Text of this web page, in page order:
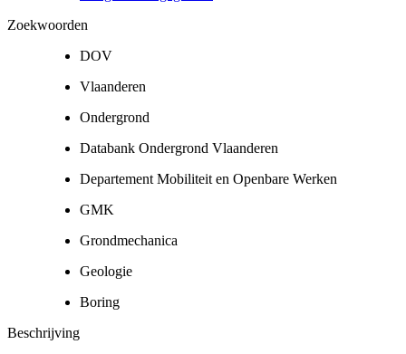
Zoekwoorden
DOV
Vlaanderen
Ondergrond
Databank Ondergrond Vlaanderen
Departement Mobiliteit en Openbare Werken
GMK
Grondmechanica
Geologie
Boring
Beschrijving